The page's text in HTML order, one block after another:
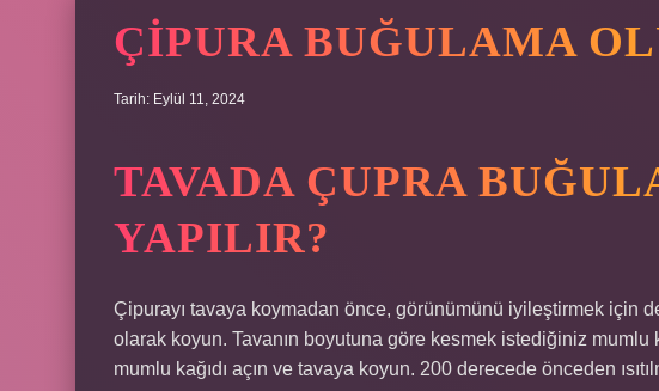
ÇIPURA BUĞULAMA
Tarih: Eylül 11, 2024
TAVADA ÇUPRA
YAPILIR?
Çipurayı tavaya koymadan önce, görünümünü iyileştirmek için
olarak koyun. Tavanın boyutuna göre kesmek istediğiniz mumlu
mumlu kağıdı açın ve tavaya koyun. 200 derecede önceden